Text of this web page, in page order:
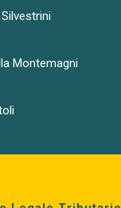
Montemagni